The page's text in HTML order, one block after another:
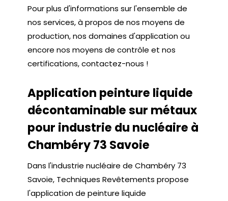
Pour plus d'informations sur l'ensemble de
nos services, à propos de nos moyens de
production, nos domaines d'application ou
encore nos moyens de contrôle et nos
certifications, contactez-nous !
Application peinture liquide
décontaminable sur métaux
pour industrie du nucléaire à
Chambéry 73 Savoie
Dans l'industrie nucléaire de Chambéry 73
Savoie, Techniques Revêtements propose
l'application de peinture liquide